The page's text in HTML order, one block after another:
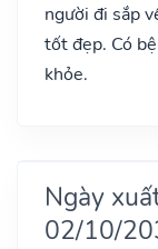
người đi sắp
tốt đẹp. Có
khỏe.
Ngày
02/10/